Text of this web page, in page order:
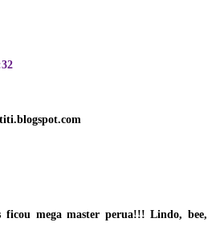
ficou mega master perua!!! Lindo, bee,